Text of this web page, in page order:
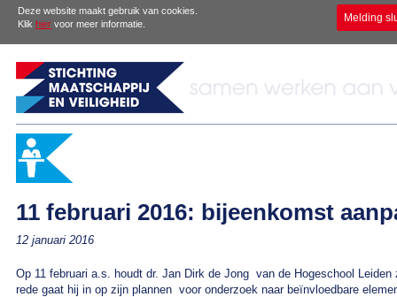
Deze website maakt gebruik van cookies.
Klik hier voor meer informatie. Melding
11 februari 2016: bijeenkomst
12 januari 2016
Op 11 februari a.s. houdt dr. Jan Dirk de Jong van de Hogeschool Leiden
rede gaat hij in op zijn plannen voor onderzoek naar beïnvloedbare